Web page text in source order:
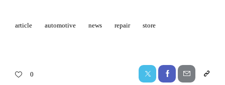
article automotive news repair store
0